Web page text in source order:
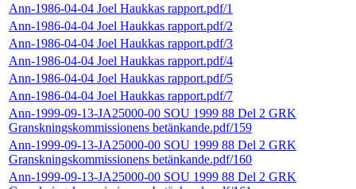
Ann-1986-04-04 Joel Haukkas rapport.pdf/1
Ann-1986-04-04 Joel Haukkas rapport.pdf/2
Ann-1986-04-04 Joel Haukkas rapport.pdf/3
Ann-1986-04-04 Joel Haukkas rapport.pdf/4
Ann-1986-04-04 Joel Haukkas rapport.pdf/5
Ann-1986-04-04 Joel Haukkas rapport.pdf/7
Ann-1999-09-13-JA25000-00 SOU 1999 88 Del 2 GRK
Granskningskommissionens betänkande.pdf/159
Ann-1999-09-13-JA25000-00 SOU 1999 88 Del 2 GRK
Granskningskommissionens betänkande.pdf/160
Ann-1999-09-13-JA25000-00 SOU 1999 88 Del 2 GRK